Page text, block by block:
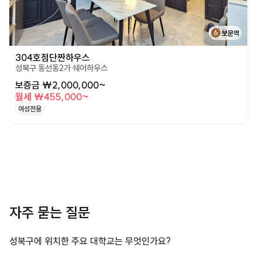
6 보문역
304호점단짠하우스
성북구 동선동2가 쉐어하우스
보증금 ₩2,000,000~
월세 ₩455,000~
여성전용
자주 묻는 질문
성북구에 위치한 주요 대학교는 무엇인가요?